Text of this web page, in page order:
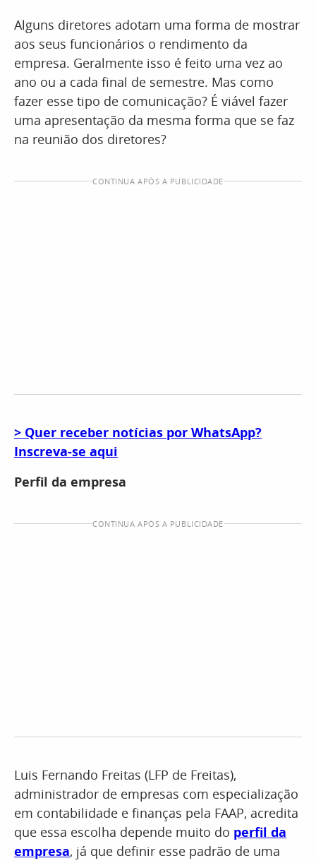
Alguns diretores adotam uma forma de mostrar
aos seus funcionários o rendimento da
empresa. Geralmente isso é feito uma vez ao
ano ou a cada final de semestre. Mas como
fazer esse tipo de comunicação? É viável fazer
uma apresentação da mesma forma que se faz
na reunião dos diretores?
CONTINUA APÓS A PUBLICIDADE
> Quer receber notícias por WhatsApp?
Inscreva-se aqui
Perfil da empresa
CONTINUA APÓS A PUBLICIDADE
Luis Fernando Freitas (LFP de Freitas),
administrador de empresas com especialização
em contabilidade e finanças pela FAAP, acredita
que essa escolha depende muito do perfil da
empresa, já que definir esse padrão de uma